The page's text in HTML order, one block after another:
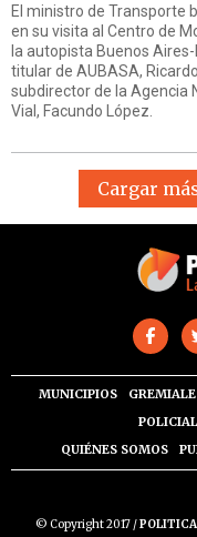
El ministro de Transporte
en su visita al Centro de
la autopista Buenos
titular de AUBASA,
subdirector de la Agencia
Vial, Facundo López.
Cargar
MUNICIPIOS
QUIÉNES SOMOS
© Copyright 2017 /